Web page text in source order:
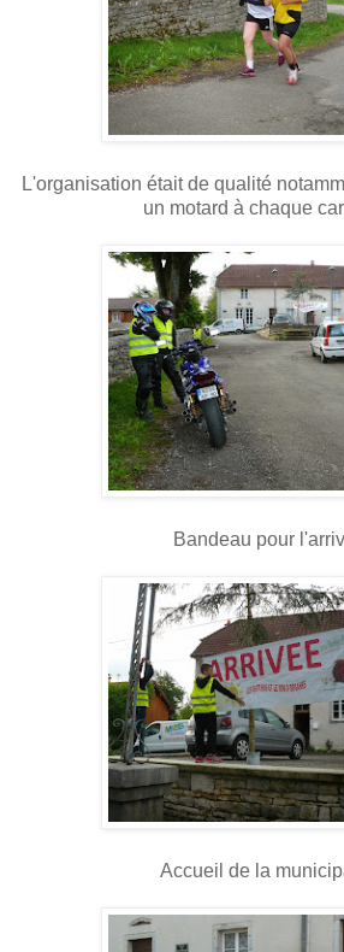
L'organisation était de qualité
un motard à chaque
Bandeau pour
Accueil de la